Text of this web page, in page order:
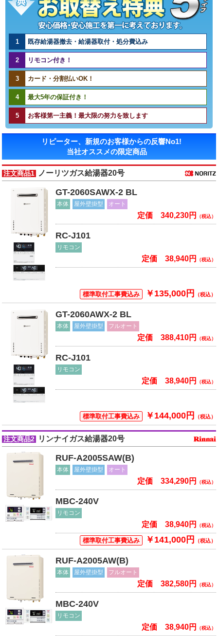
1 既存給湯器撤去・給湯器取付・処分費込み
2 リモコン付き！
3 カード・分割払いOK！
4 最大5年の保証付き！
5 お客様第一主義！最大限の努力を致します
リピーター、新規のお客様からの反響No1!
当社オススメの限定商品
注文商品1 ノーリツガス給湯器20号
GT-2060SAWX-2 BL
本体 屋外壁掛型 オート
定価 340,230円 （税込）
RC-J101
リモコン
定価 38,940円 （税込）
標準取付工事費込み ￥135,000円 （税込）
GT-2060AWX-2 BL
本体 屋外壁掛型 フルオート
定価 388,410円 （税込）
RC-J101
リモコン
定価 38,940円 （税込）
標準取付工事費込み ￥144,000円 （税込）
注文商品2 リンナイガス給湯器20号
RUF-A2005SAW(B)
本体 屋外壁掛型 オート
定価 334,290円 （税込）
MBC-240V
リモコン
定価 38,940円 （税込）
標準取付工事費込み ￥141,000円 （税込）
RUF-A2005AW(B)
本体 屋外壁掛型 フルオート
定価 382,580円 （税込）
MBC-240V
リモコン
定価 38,940円 （税込）